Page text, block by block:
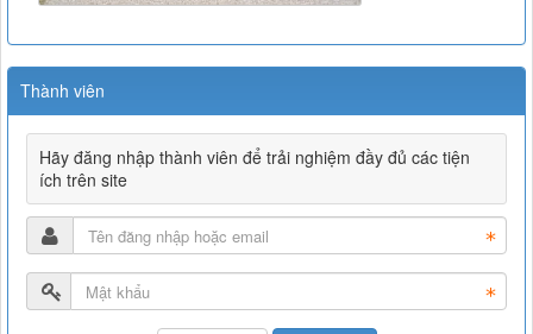
Thành viên
Hãy đăng nhập thành viên để trải nghiệm đầy đủ các tiện
ích trên site